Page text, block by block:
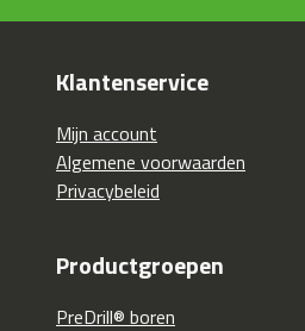
Klantenservice
Mijn account
Algemene voorwaarden
Privacybeleid
Productgroepen
PreDrill® boren